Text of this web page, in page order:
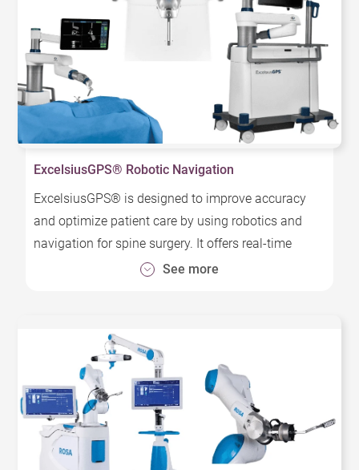
ExcelsiusGPS® Robotic Navigation
ExcelsiusGPS® is designed to improve accuracy
and optimize patient care by using robotics and
navigation for spine surgery. It offers real-time
tracking of instruments and implants, along with
- Robotic guidance: The End Effector aligns the
guide tube precisely along the desired trajectory,
allowing for direct implant placement with GPS
instruments.
- Navigation: The system provides real-time
feedback on instrument positioning relative to the
See more